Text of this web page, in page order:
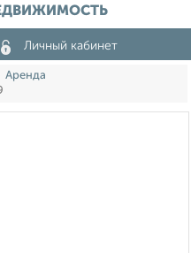
Личный кабинет
Аренда